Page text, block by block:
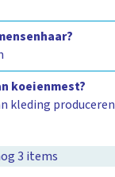
koeienmest?
kleding produceren
3 items